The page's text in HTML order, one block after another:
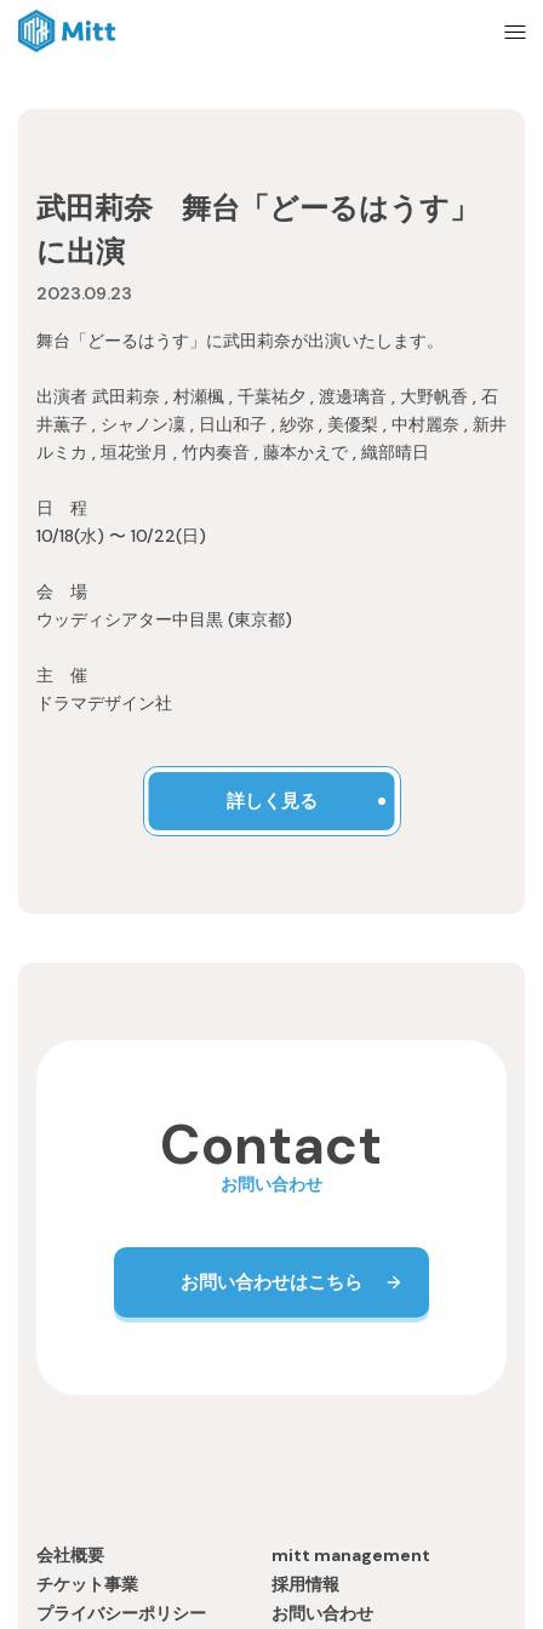
News
Ticket
武田莉奈 舞台「どーるはうす」
に出演
2023.09.23
舞台「どーるはうす」に武田莉奈が出演いたします。
出演者 武田莉奈 , 村瀬楓 , 千葉祐夕 , 渡邊璃音 , 大野帆香 , 石
井薫子 , シャノン凜 , 日山和子 , 紗弥 , 美優梨 , 中村麗奈 , 新井
ルミカ , 垣花蛍月 , 竹内奏音 , 藤本かえで , 織部晴日
日 程
10/18(水) 〜 10/22(日)
会 場
ウッディシアター中目黒 (東京都)
主 催
ドラマデザイン社
詳しく見る
Contact
お問い合わせ
お問い合わせはこちら
会社概要
mitt management
チケット事業
採用情報
プライバシーポリシー
お問い合わせ